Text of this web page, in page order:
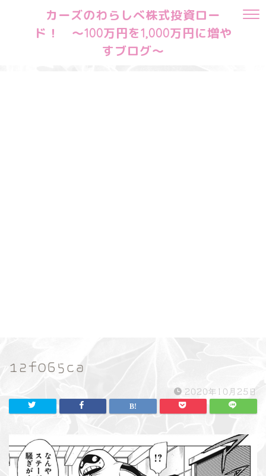
カーズのわらしべ株式投資ロー
ド！ ～100万円を1,000万円に増や
すブログ～
12f065ca
2020年10月25日